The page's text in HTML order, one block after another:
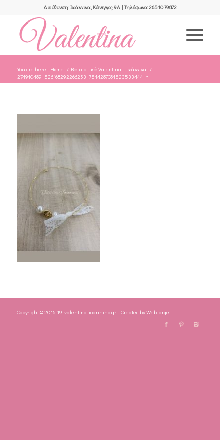
Διεύθυνση: Ιωάννινα, Κάνιγγος 9Α | Τηλέφωνο: 26510 79872
You are here: Home / Βαπτιστικά Valentina – Ιωάννινα /
274910489_526168292266253_7514287081523533444_n
Copyright © 2016-19, valentina-ioannina.gr | Created byWebTarget